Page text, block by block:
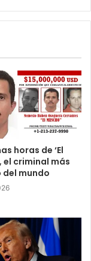
horas de ‘El
el criminal más
mundo